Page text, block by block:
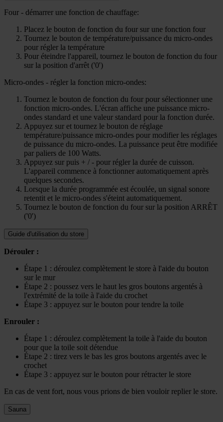
Four - démarrer une fonction de chauffage:
Placez le bouton de fonction du four sur une fonction four
Tournez le bouton de température/puissance du micro-ondes
pour régler la température
Pour éteindre l'appareil, tournez le bouton de fonction du four
sur la position d'arrêt ('0')
Micro-ondes - régler la fonction micro-ondes:
Tournez le bouton de fonction du four pour sélectionner une
fonction micro-ondes. L'écran affiche une puissance micro-
ondes standard et une valeur standard pour la fonction durée.
Appuyez sur et tournez le bouton de réglage
température/puissance micro-ondes pour modifier les réglages
de puissance du micro-ondes. La puissance peut être modifiée
par paliers de 100 Watts.
Appuyez sur puis + / - pour régler la durée de cuisson.
L'appareil commence à fonctionner automatiquement après
quelques secondes.
Lorsque la durée programmée est écoulée, un signal sonore
retentit et le micro-ondes s'éteint automatiquement.
Tournez le bouton de fonction du four sur la position ARRÊT
('0')
Guide d'utilisation du store
Dérouler :
Étape 1 : déroulez complètement le store à l'aide du bouton
sur le mur
Étape 2 : poussez vers le haut les gros boutons argentés à
l'extrémité de la toile à l'aide du crochet
Étape 3 : appuyez sur le bouton pour tendre la toile
Enrouler :
Étape 1 : déroulez complètement la toile à l'aide du bouton
pour que la toile soit détendue
Étape 2 : tirez vers le bas les gros boutons argentés avec le
crochet
Étape 3 : appuyez sur le bouton pour rétracter le store
En cas de vent fort, nous vous prions de bien vouloir replier le store.
Sauna